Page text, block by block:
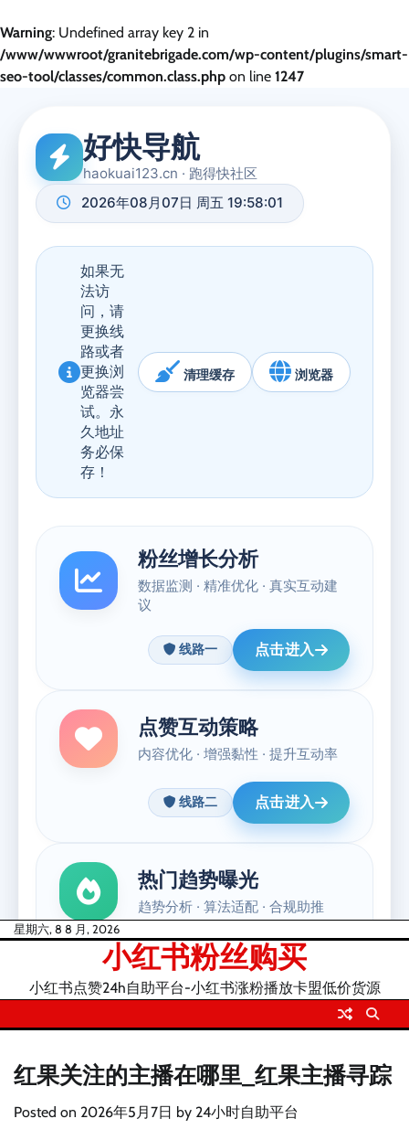
Warning: Undefined array key 2 in
/www/wwwroot/granitebrigade.com/wp-content/plugins/smart-
seo-tool/classes/common.class.php on line 1247
Skip星期六, 8 8 月, 2026
小红书粉丝购买
小红书点赞24h自助平台-小红书涨粉播放卡盟低价货源
红果关注的主播在哪里_红果主播寻踪
Posted on 2026年5月7日 by 24小时自助平台